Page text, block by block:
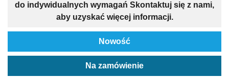
do indywidualnych wymagań Skontaktuj się z nami,
aby uzyskać więcej informacji.
Nowość
Na zamówienie